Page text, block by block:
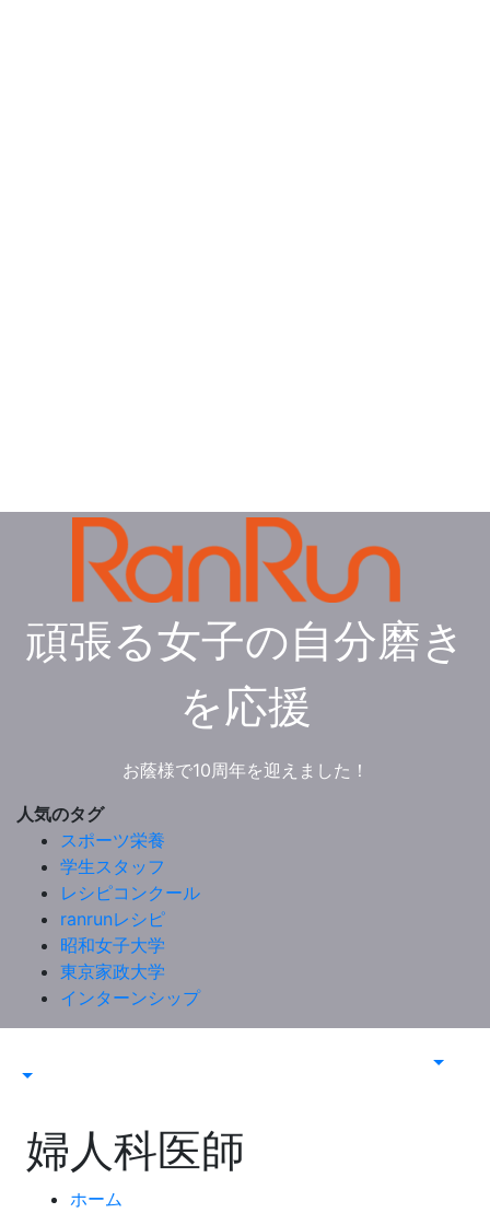
頑張る女子の自分磨き
を応援
お蔭様で10周年を迎えました！
人気のタグ
スポーツ栄養
学生スタッフ
レシピコンクール
ranrunレシピ
昭和女子大学
東京家政大学
インターンシップ
婦人科医師
ホーム